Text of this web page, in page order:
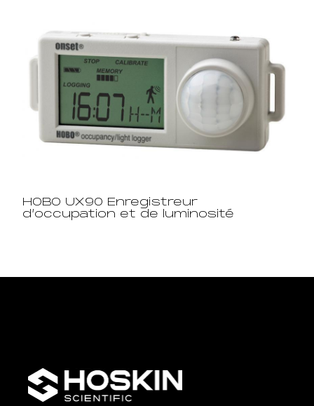
HOBO UX90 Enregistreur
d’occupation et de luminosité